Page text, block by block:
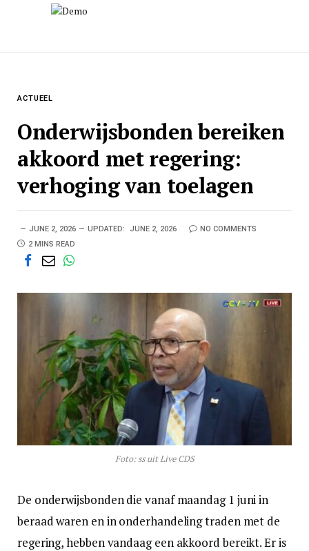
ACTUEEL
Onderwijsbonden bereiken
akkoord met regering:
verhoging van toelagen
JUNE 2, 2026 UPDATED: JUNE 2, 2026
NO COMMENTS
2 MINS READ
Foto: ss uit Live CDS
De onderwijsbonden die vanaf maandag 1 juni in
beraad waren en in onderhandeling traden met de
regering, hebben vandaag een akkoord bereikt. Er is